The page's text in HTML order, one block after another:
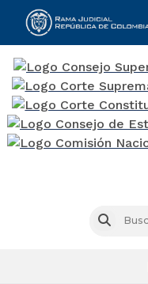
Buscar